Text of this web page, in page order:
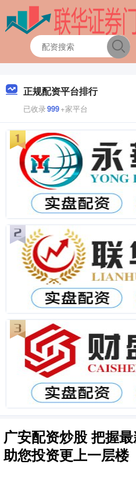
正规配资平台排行
已收录999+家平台
广安配资炒股 把握
助您投资更上一层楼